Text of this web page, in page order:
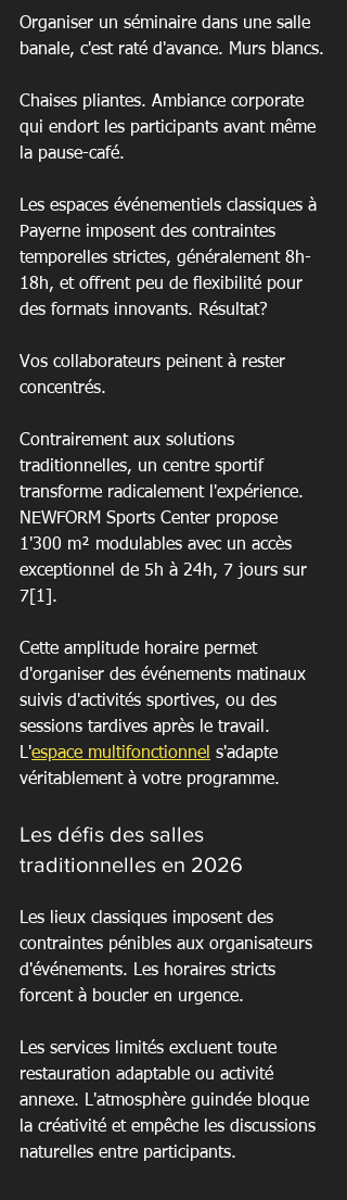
Organiser un séminaire dans une salle
banale, c'est raté d'avance. Murs blancs.
Chaises pliantes. Ambiance corporate
qui endort les participants avant même
la pause-café.
Les espaces événementiels classiques à
Payerne imposent des contraintes
temporelles strictes, généralement 8h-
18h, et offrent peu de flexibilité pour
des formats innovants. Résultat?
Vos collaborateurs peinent à rester
concentrés.
Contrairement aux solutions
traditionnelles, un centre sportif
transforme radicalement l'expérience.
NEWFORM Sports Center propose
1'300 m² modulables avec un accès
exceptionnel de 5h à 24h, 7 jours sur
7[1].
Cette amplitude horaire permet
d'organiser des événements matinaux
suivis d'activités sportives, ou des
sessions tardives après le travail.
L'espace multifonctionnel s'adapte
véritablement à votre programme.
Les défis des salles
traditionnelles en 2026
Les lieux classiques imposent des
contraintes pénibles aux organisateurs
d'événements. Les horaires stricts
forcent à boucler en urgence.
Les services limités excluent toute
restauration adaptable ou activité
annexe. L'atmosphère guindée bloque
la créativité et empêche les discussions
naturelles entre participants.